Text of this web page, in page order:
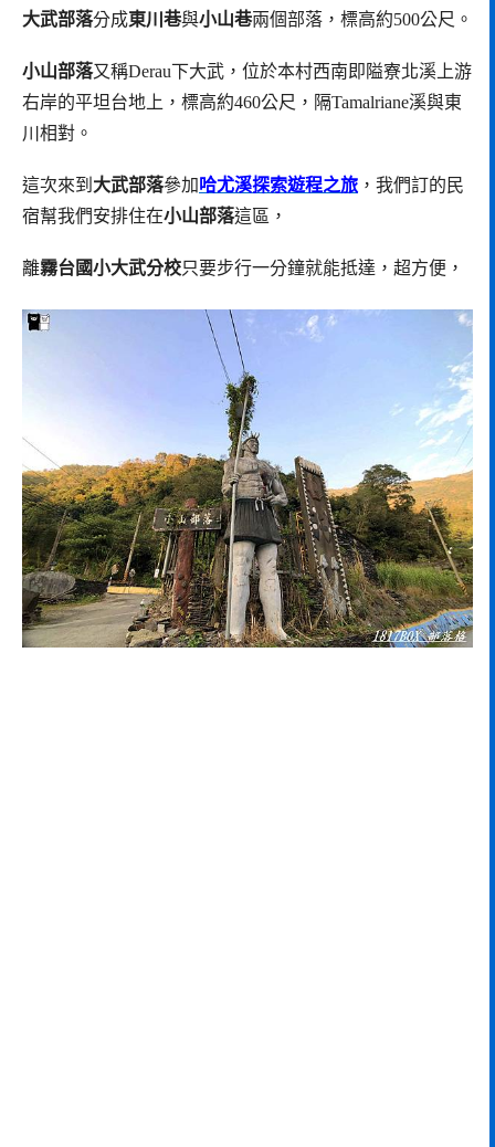
大武部落分成東川巷與小山巷兩個部落，標高約500公尺。
小山部落又稱Derau下大武，位於本村西南即隘寮北溪上游
右岸的平坦台地上，標高約460公尺，隔Tamalriane溪與東
川相對。
這次來到 大武部落參加哈尤溪探索遊程之旅 ，我們訂的民
宿幫我們安排住在小山部落這區，
離霧台國小大武分校只要步行一分鐘就能抵達，超方便，